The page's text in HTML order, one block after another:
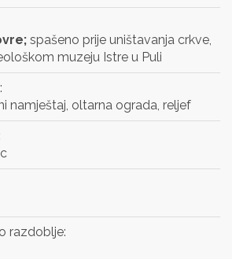
spašeno prije uništavanja crkve,
muzeju Istre u Puli
namještaj, oltarna ograda, reljef
razdoblje: